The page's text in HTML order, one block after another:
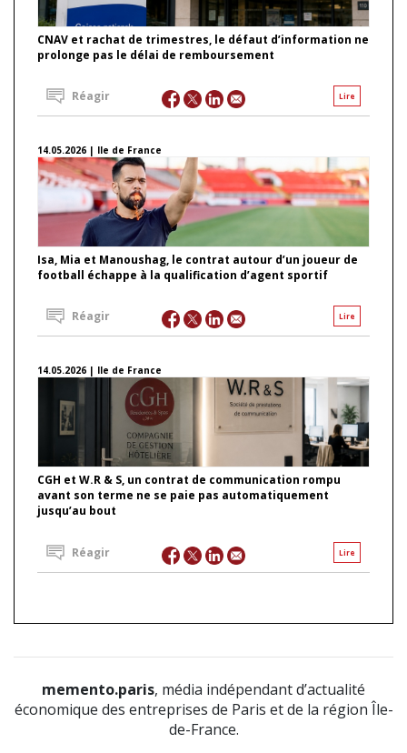
CNAV et rachat de trimestres, le défaut d’information ne
prolonge pas le délai de remboursement
Lire
Réagir
14.05.2026 | Ile de France
Isa, Mia et Manoushag, le contrat autour d’un joueur de
football échappe à la qualification d’agent sportif
Lire
Réagir
14.05.2026 | Ile de France
CGH et W.R & S, un contrat de communication rompu
avant son terme ne se paie pas automatiquement
jusqu’au bout
Lire
Réagir
memento.paris, média indépendant d’actualité
économique des entreprises de Paris et de la région Île-
de-France.